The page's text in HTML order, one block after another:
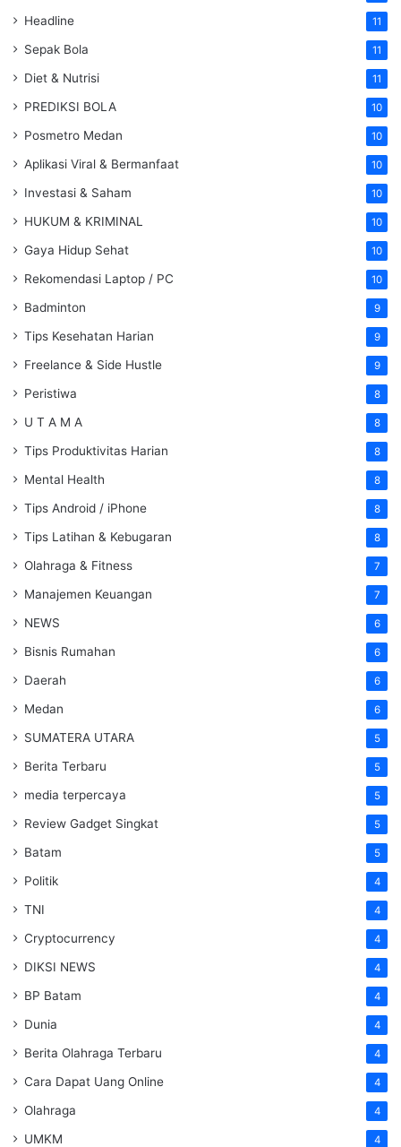
Headline 11
Sepak Bola 11
Diet & Nutrisi 11
PREDIKSI BOLA 10
Posmetro Medan 10
Aplikasi Viral & Bermanfaat 10
Investasi & Saham 10
HUKUM & KRIMINAL 10
Gaya Hidup Sehat 10
Rekomendasi Laptop / PC 10
Badminton 9
Tips Kesehatan Harian 9
Freelance & Side Hustle 9
Peristiwa 8
U T A M A 8
Tips Produktivitas Harian 8
Mental Health 8
Tips Android / iPhone 8
Tips Latihan & Kebugaran 8
Olahraga & Fitness 7
Manajemen Keuangan 7
NEWS 6
Bisnis Rumahan 6
Daerah 6
Medan 6
SUMATERA UTARA 5
Berita Terbaru 5
media terpercaya 5
Review Gadget Singkat 5
Batam 5
Politik 4
TNI 4
Cryptocurrency 4
DIKSI NEWS 4
BP Batam 4
Dunia 4
Berita Olahraga Terbaru 4
Cara Dapat Uang Online 4
Olahraga 4
UMKM 4